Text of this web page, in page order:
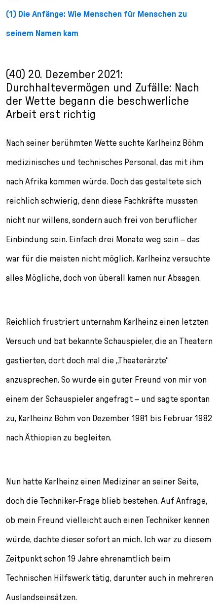
(1) Die Anfänge: Wie Menschen für Menschen zu
seinem Namen kam
(40) 20. Dezember 2021:
Durchhaltevermögen und Zufälle: Nach
der Wette begann die beschwerliche
Arbeit erst richtig
Nach seiner berühmten Wette suchte Karlheinz Böhm
medizinisches und technisches Personal, das mit ihm
nach Afrika kommen würde. Doch das gestaltete sich
reichlich schwierig, denn diese Fachkräfte mussten
nicht nur willens, sondern auch frei von beruflicher
Einbindung sein. Einfach drei Monate weg sein – das
war für die meisten nicht möglich. Karlheinz versuchte
alles Mögliche, doch von überall kamen nur Absagen.
Reichlich frustriert unternahm Karlheinz einen letzten
Versuch und bat bekannte Schauspieler, die an Theatern
gastierten, dort doch mal die „Theaterärzte“
anzusprechen. So wurde ein guter Freund von mir von
einem der Schauspieler angefragt – und sagte spontan
zu, Karlheinz Böhm von Dezember 1981 bis Februar 1982
nach Äthiopien zu begleiten.
Nun hatte Karlheinz einen Mediziner an seiner Seite,
doch die Techniker-Frage blieb bestehen. Auf Anfrage,
ob mein Freund vielleicht auch einen Techniker kennen
würde, dachte dieser sofort an mich. Ich war zu diesem
Zeitpunkt schon 19 Jahre ehrenamtlich beim
Technischen Hilfswerk tätig, darunter auch in mehreren
Auslandseinsätzen.